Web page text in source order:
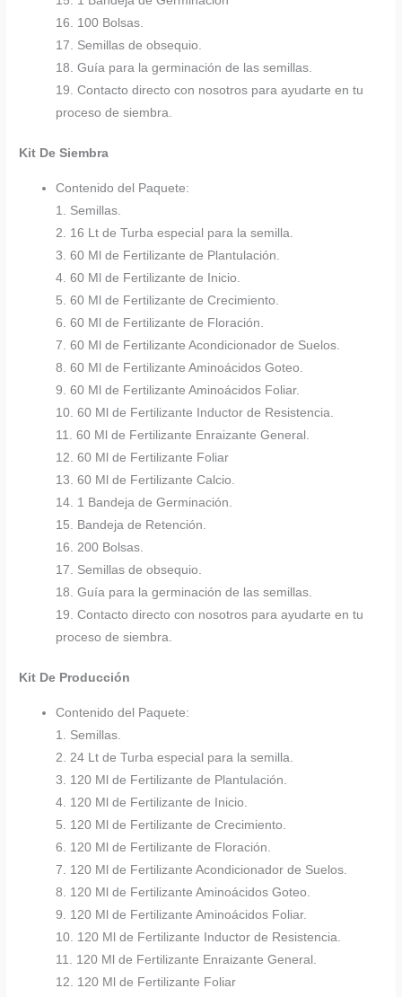
16. 100 Bolsas.
17. Semillas de obsequio.
18. Guía para la germinación de las semillas.
19. Contacto directo con nosotros para ayudarte en tu
proceso de siembra.
Kit De Siembra
Contenido del Paquete:
1. Semillas.
2. 16 Lt de Turba especial para la semilla.
3. 60 Ml de Fertilizante de Plantulación.
4. 60 Ml de Fertilizante de Inicio.
5. 60 Ml de Fertilizante de Crecimiento.
6. 60 Ml de Fertilizante de Floración.
7. 60 Ml de Fertilizante Acondicionador de Suelos.
8. 60 Ml de Fertilizante Aminoácidos Goteo.
9. 60 Ml de Fertilizante Aminoácidos Foliar.
10. 60 Ml de Fertilizante Inductor de Resistencia.
11. 60 Ml de Fertilizante Enraizante General.
12. 60 Ml de Fertilizante Foliar
13. 60 Ml de Fertilizante Calcio.
14. 1 Bandeja de Germinación.
15. Bandeja de Retención.
16. 200 Bolsas.
17. Semillas de obsequio.
18. Guía para la germinación de las semillas.
19. Contacto directo con nosotros para ayudarte en tu
proceso de siembra.
Kit De Producción
Contenido del Paquete:
1. Semillas.
2. 24 Lt de Turba especial para la semilla.
3. 120 Ml de Fertilizante de Plantulación.
4. 120 Ml de Fertilizante de Inicio.
5. 120 Ml de Fertilizante de Crecimiento.
6. 120 Ml de Fertilizante de Floración.
7. 120 Ml de Fertilizante Acondicionador de Suelos.
8. 120 Ml de Fertilizante Aminoácidos Goteo.
9. 120 Ml de Fertilizante Aminoácidos Foliar.
10. 120 Ml de Fertilizante Inductor de Resistencia.
11. 120 Ml de Fertilizante Enraizante General.
12. 120 Ml de Fertilizante Foliar